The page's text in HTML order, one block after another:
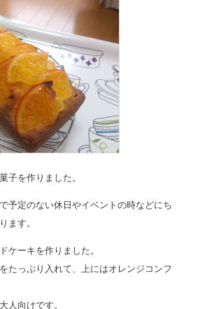
子を作りました。
予定のない休日やイベントの時などにち
ます。
ケーキを作りました。
たっぷり入れて、上にはオレンジコンフ
人向けです。